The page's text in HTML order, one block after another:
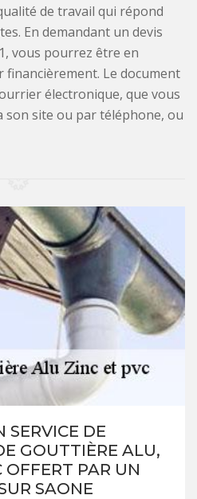
de travail qui répond
En demandant un devis
vous pourrez être en
financièrement. Le document
électronique, que vous
son site ou par téléphone, ou
SERVICE DE
GOUTTIÈRE ALU,
PAR UN
SAONE